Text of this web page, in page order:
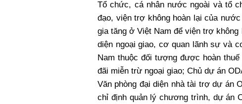
Tổ chức, cá nhân nước ngoài và tổ
đạo, viện trợ không hoàn lại của
gia tăng ở Việt Nam để viện trợ
diện ngoại giao, cơ quan lãnh sự và
Nam thuộc đối tượng được hoàn
đãi miễn trừ ngoại giao; Chủ dự án
Văn phòng đại diện nhà tài trợ dự án
chỉ định quản lý chương trình, dự án